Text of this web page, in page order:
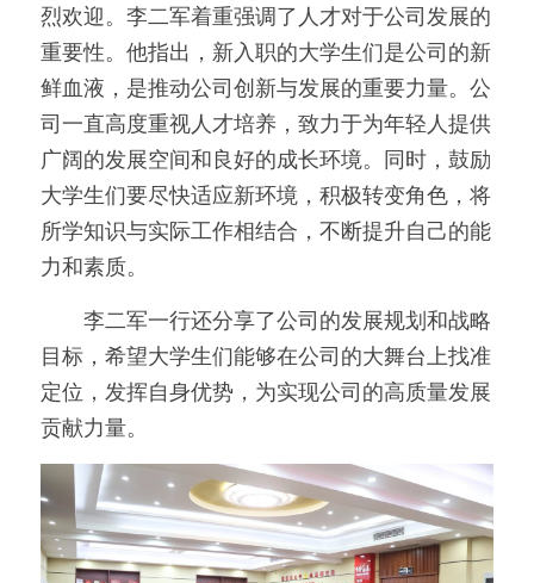
烈欢迎。李二军着重强调了人才对于公司发展的
重要性。他指出，新入职的大学生们是公司的新
鲜血液，是推动公司创新与发展的重要力量。公
司一直高度重视人才培养，致力于为年轻人提供
广阔的发展空间和良好的成长环境。同时，鼓励
大学生们要尽快适应新环境，积极转变角色，将
所学知识与实际工作相结合，不断提升自己的能
力和素质。
李二军一行还分享了公司的发展规划和战略
目标，希望大学生们能够在公司的大舞台上找准
定位，发挥自身优势，为实现公司的高质量发展
贡献力量。